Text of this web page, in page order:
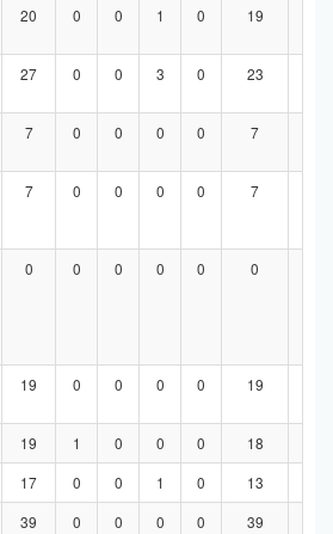
20 0 0 1 0 19
27 0 0 3 0 23
7 0 0 0 0 7
7 0 0 0 0 7
0 0 0 0 0 0
19 0 0 0 0 19
19 1 0 0 0 18
17 0 0 1 0 13
39 0 0 0 0 39